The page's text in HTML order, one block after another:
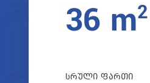
36 m2
ᲡᲠᲣᲚᲘ ᲤᲐᲠᲗᲘ